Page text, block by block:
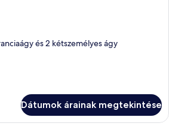
és 2 kétszemélyes ágy
Dátumok árainak megtekintése